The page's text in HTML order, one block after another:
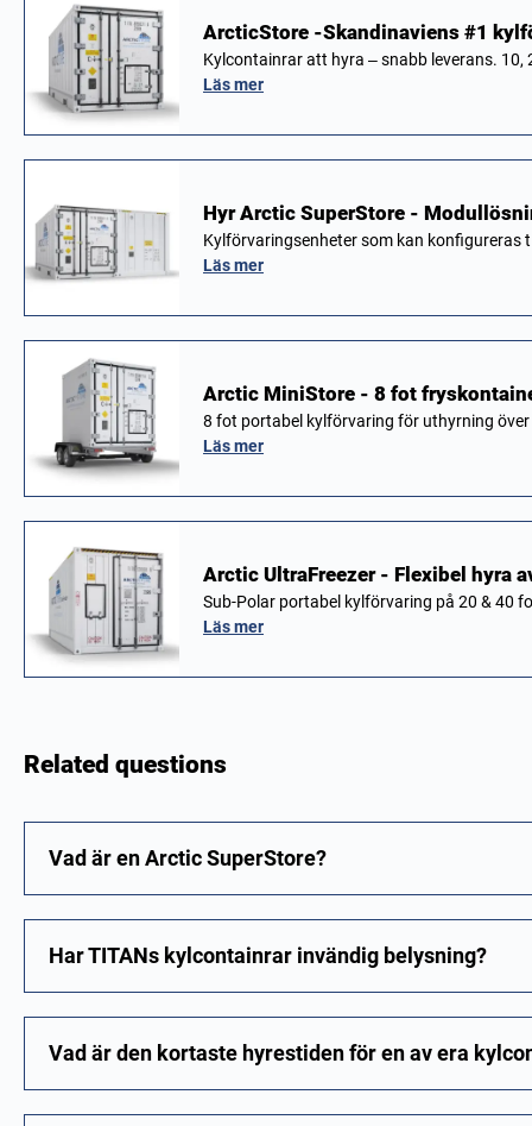
ArcticStore -Skandinaviens #1
Kylcontainrar att hyra – snabb leverans.
Läs mer
Hyr Arctic SuperStore -
Kylförvaringsenheter som kan
Läs mer
Arctic MiniStore - 8 fot
8 fot portabel kylförvaring för uthyrning
Läs mer
Arctic UltraFreezer - Flexibel hyra
Sub-Polar portabel kylförvaring på 20 &
Läs mer
Related questions
Vad är en Arctic SuperStore?
Har TITANs kylcontainrar invändig belysning?
Vad är den kortaste hyrestiden för en av era